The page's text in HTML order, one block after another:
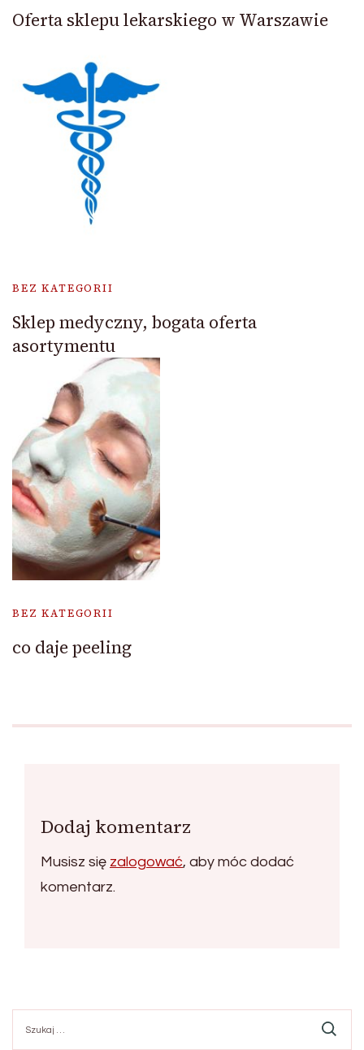
Oferta sklepu lekarskiego w Warszawie
BEZ KATEGORII
Sklep medyczny, bogata oferta
asortymentu
BEZ KATEGORII
co daje peeling
Dodaj komentarz
Musisz się zalogować, aby móc dodać
komentarz.